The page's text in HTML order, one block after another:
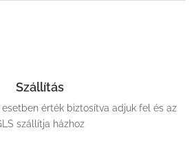
Szállítás
érték biztosítva adjuk fel és az
szállítja házhoz